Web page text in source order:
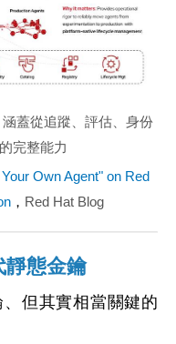
蓋從追蹤、評估、身份
完整能力
Own Agent" on Red
， Red Hat Blog
靜態金鑰
但其實相當關鍵的